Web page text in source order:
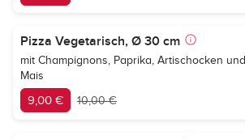
Pizza Vegetarisch, Ø 30 cm
mit Champignons, Paprika, Artischocken und
Mais
9,00 € 10,00 €